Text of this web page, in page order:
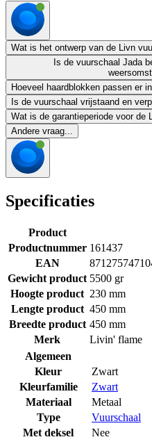
Wat is het ontwerp van de Livn
Is de vuurschaal Jada
Hoeveel haardblokken passen er
Is de vuurschaal vrijstaand en
Wat is de garantieperiode voor de
Andere vraag...
Specificaties
Product
Productnummer 161437
EAN
Gewicht product 5500 gr
Hoogte product 230 mm
Lengte product 450 mm
Breedte product 450 mm
Merk
Livin' flame
Algemeen
Kleur
Zwart
Kleurfamilie
Zwart
Materiaal
Metaal
Type
Vuurschaal
Met deksel
Nee